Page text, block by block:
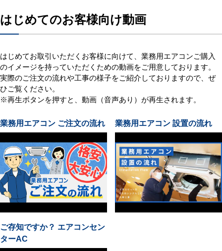
はじめてのお客様向け動画
はじめてお取引いただくお客様に向けて、業務用エアコンご購入
のイメージを持っていただくための動画をご用意しております。
実際のご注文の流れや工事の様子をご紹介しておりますので、ぜ
ひご覧ください。
※再生ボタンを押すと、動画（音声あり）が再生されます。
業務用エアコン ご注文の流れ 業務用エアコン 設置の流れ
ご存知ですか？ エアコンセン
ターAC